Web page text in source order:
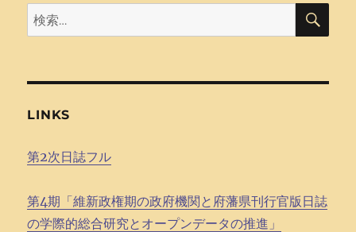
検
索:
検
LINKS
第2次日誌フル
第4期「維新政権期の政府機関と府藩県刊行官版日誌
の学際的総合研究とオープンデータの推進」